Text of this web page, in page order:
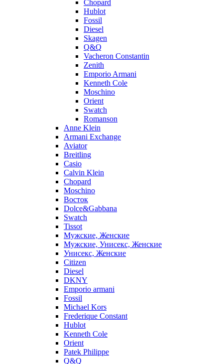
Chopard
Hublot
Fossil
Diesel
Skagen
Q&Q
Vacheron Constantin
Zenith
Emporio Armani
Kenneth Cole
Moschino
Orient
Swatch
Romanson
Anne Klein
Armani Exchange
Aviator
Breitling
Casio
Calvin Klein
Chopard
Moschino
Восток
Dolce&Gabbana
Swatch
Tissot
Мужские, Женские
Мужские, Унисекс, Женские
Унисекс, Женские
Citizen
Diesel
DKNY
Emporio armani
Fossil
Michael Kors
Frederique Constant
Hublot
Kenneth Cole
Orient
Patek Philippe
Q&Q